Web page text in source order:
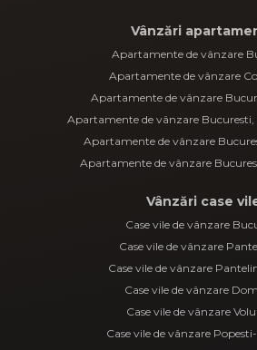
Vânzări
Apartamente de vânzare
Apartamente de vânzare
Apartamente de vânzare
Apartamente de vânzare
Apartamente de vânzare
Apartamente de vânzare
Vânzări case
Case vile de vânzare
Case vile de vânzare
Case vile de vânzare
Case vile de vânzare
Case vile de vânzare
Case vile de vânzare